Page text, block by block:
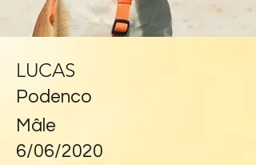
LUCAS
Podenco
Mâle
6/06/2020